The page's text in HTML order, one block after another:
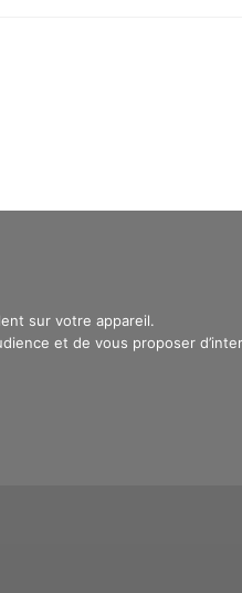
sur votre appareil.
et de vous proposer